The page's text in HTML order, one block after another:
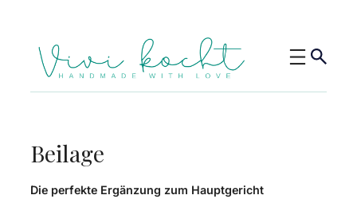
Beilage
Die perfekte Ergänzung zum Hauptgericht